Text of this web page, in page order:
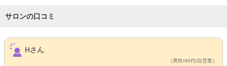
サロンの口コミ
サロンPick Up
Hさん
（男性/40代/自営業）